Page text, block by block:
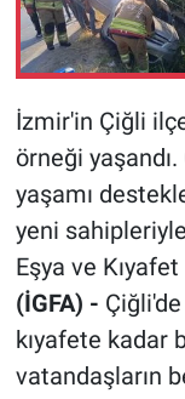
İzmir'in Çiğli
örneği
yaşamı
yeni
Eşya ve
(İGFA) -
kıyafete kadar
vatandaşların